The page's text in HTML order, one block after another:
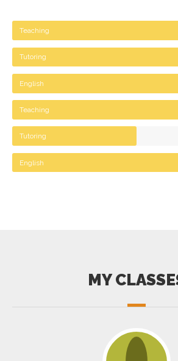
Teaching
Tutoring
English
Teaching
Tutoring
English
MY